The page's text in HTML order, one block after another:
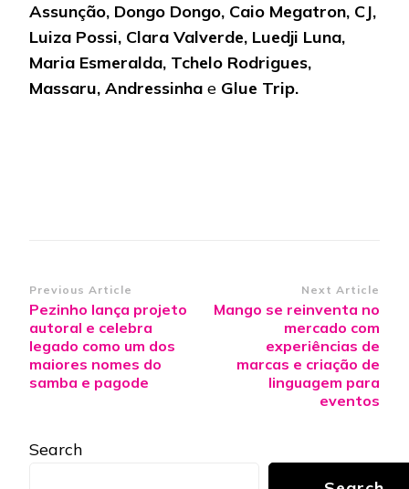
Assunção, Dongo Dongo, Caio Megatron, CJ,
Luiza Possi, Clara Valverde, Luedji Luna,
Maria Esmeralda, Tchelo Rodrigues,
Massaru, Andressinha e Glue Trip.
Post
Navigation
Previous Article
Pezinho lança projeto
autoral e celebra
legado como um dos
maiores nomes do
samba e pagode
Next Article
Mango se reinventa no
mercado com
experiências de
marcas e criação de
linguagem para
eventos
Search